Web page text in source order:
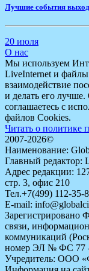
Лучшие события
20 июля
О нас
Мы используем
LiveInternet и файлы
взаимодействие
и делать его
соглашаетесь с
файлов Cookies.
Читать о политике
2007-2026©
Наименование:
Главный редактор:
Адрес редакции:
стр. 3, офис 210
Тел.+7(499) 112-35-
E-mail:
Зарегистрировано
связи,
коммуникаций
номер ЭЛ № ФС 77
Учредитель: ООО